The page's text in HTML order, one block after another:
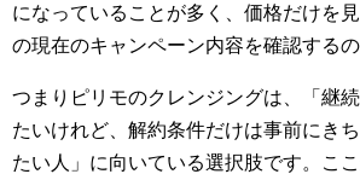
になっていることが多く、価格だけを
の現在のキャンペーン内容を確認するの
つまりピリモのクレンジングは、「継
たいけれど、解約条件だけは事前にき
たい人」に向いている選択肢です。こ